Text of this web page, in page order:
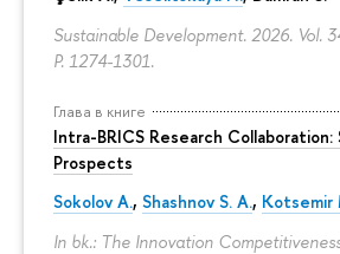
Sustainable Development. 2026. Vol.
P. 1274-1301.
Глава в книге
Intra-BRICS Research
Prospects
Sokolov A., Shashnov S. A., Kotsemir
In bk.: The Innovation